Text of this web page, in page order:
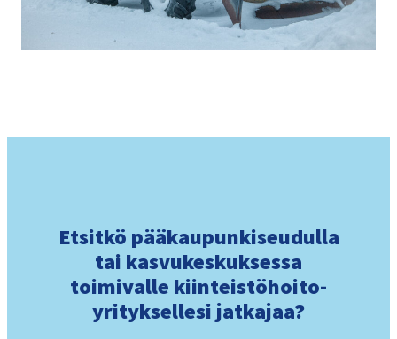
Etsitkö pääkaupunki­seudulla
tai kasvu­keskuksessa
toimivalle kiinteistö­hoito­
yrityksellesi jatkajaa?